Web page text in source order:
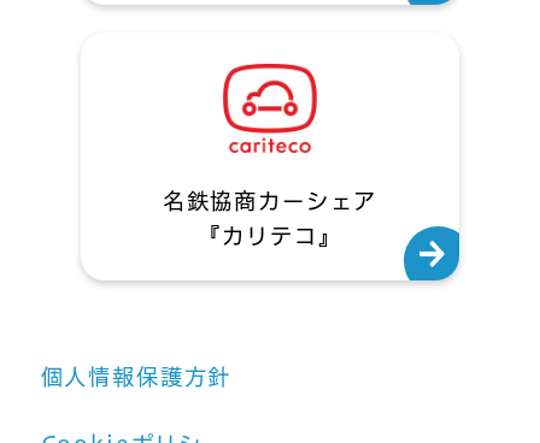
名鉄協商カーシェア
『カリテコ』
個人情報保護方針